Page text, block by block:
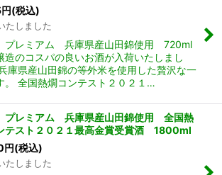
円(税込)
たしました
レミアム 兵庫県産山田錦使用 720ml
造のコスパの良いお酒が入荷いたしまし
庫県産山田錦の等外米を使用した贅沢な一
。 全国熱燗コンテスト２０２１…
レミアム 兵庫県産山田錦使用 全国熱
テスト２０２１最高金賞受賞酒 1800ml
円(税込)
たしました